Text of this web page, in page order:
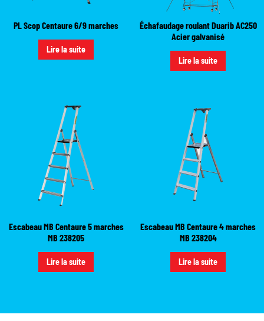
PL Scop Centaure 6/9 marches
Lire la suite
Échafaudage roulant Duarib AC250
Acier galvanisé
Lire la suite
Escabeau MB Centaure 5 marches
MB 238205
Lire la suite
Escabeau MB Centaure 4 marches
MB 238204
Lire la suite